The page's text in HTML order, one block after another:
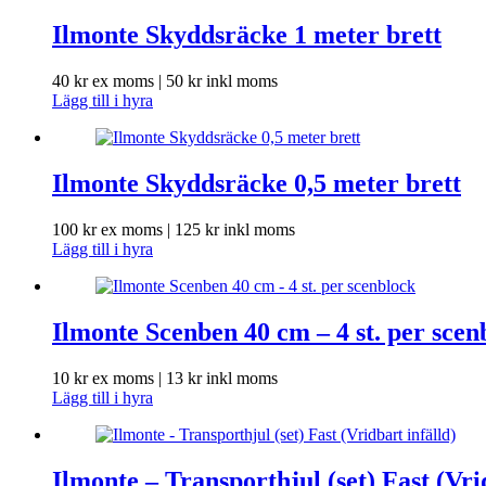
Ilmonte Skyddsräcke 1 meter brett
40 krex moms | 50 krinkl moms
Lägg till i hyra
Ilmonte Skyddsräcke 0,5 meter brett
100 krex moms | 125 krinkl moms
Lägg till i hyra
Ilmonte Scenben 40 cm – 4 st. per
10 krex moms | 13 krinkl moms
Lägg till i hyra
Ilmonte – Transporthjul (set) Fast